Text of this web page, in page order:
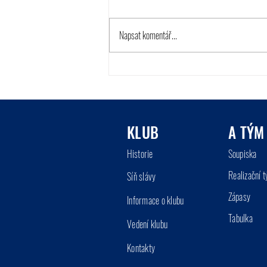
Napsat komentář...
KLUB
Historie
Síňslávy
Informace o klubu
Vedení klubu
Kontakty
A TÝM
Soupiska
Realizační
Zápasy
Tabulka